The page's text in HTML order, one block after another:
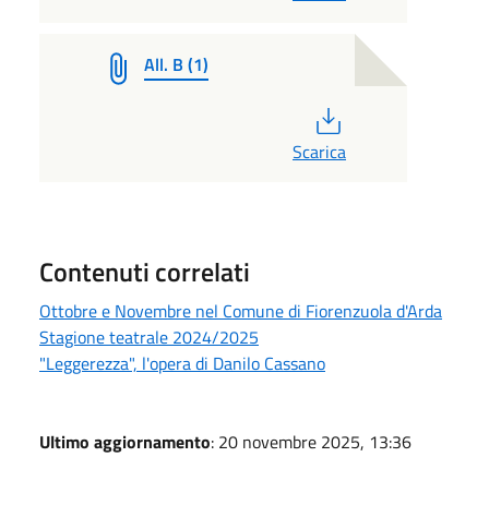
All. B (1)
Scarica
Contenuti correlati
Ottobre e Novembre nel Comune di Fiorenzuola d'Arda
Stagione teatrale 2024/2025
"Leggerezza", l'opera di Danilo Cassano
Ultimo aggiornamento: 20 novembre 2025, 13:36